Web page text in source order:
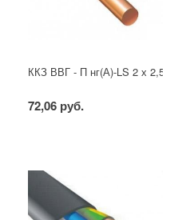
ККЗ ВВГ - П нг(А)-LS 2 х 2,5 ГОСТ
72,06 руб.